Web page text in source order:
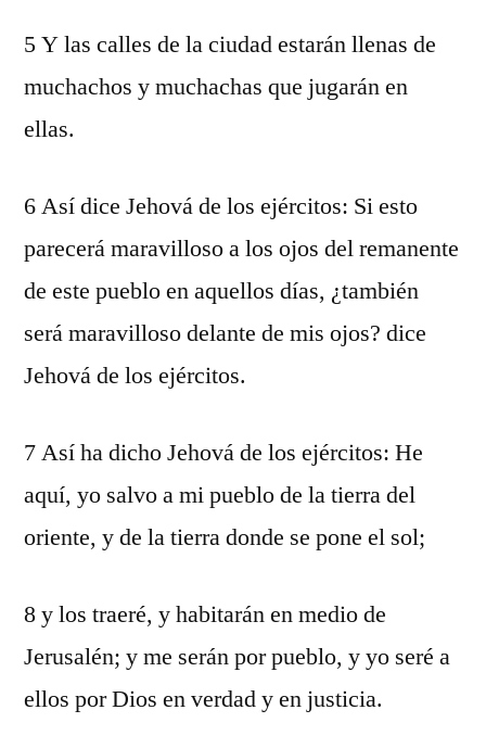
5 Y las calles de la ciudad estarán llenas de
muchachos y muchachas que jugarán en
ellas.
6 Así dice Jehová de los ejércitos: Si esto
parecerá maravilloso a los ojos del remanente
de este pueblo en aquellos días, ¿también
será maravilloso delante de mis ojos? dice
Jehová de los ejércitos.
7 Así ha dicho Jehová de los ejércitos: He
aquí, yo salvo a mi pueblo de la tierra del
oriente, y de la tierra donde se pone el sol;
8 y los traeré, y habitarán en medio de
Jerusalén; y me serán por pueblo, y yo seré a
ellos por Dios en verdad y en justicia.